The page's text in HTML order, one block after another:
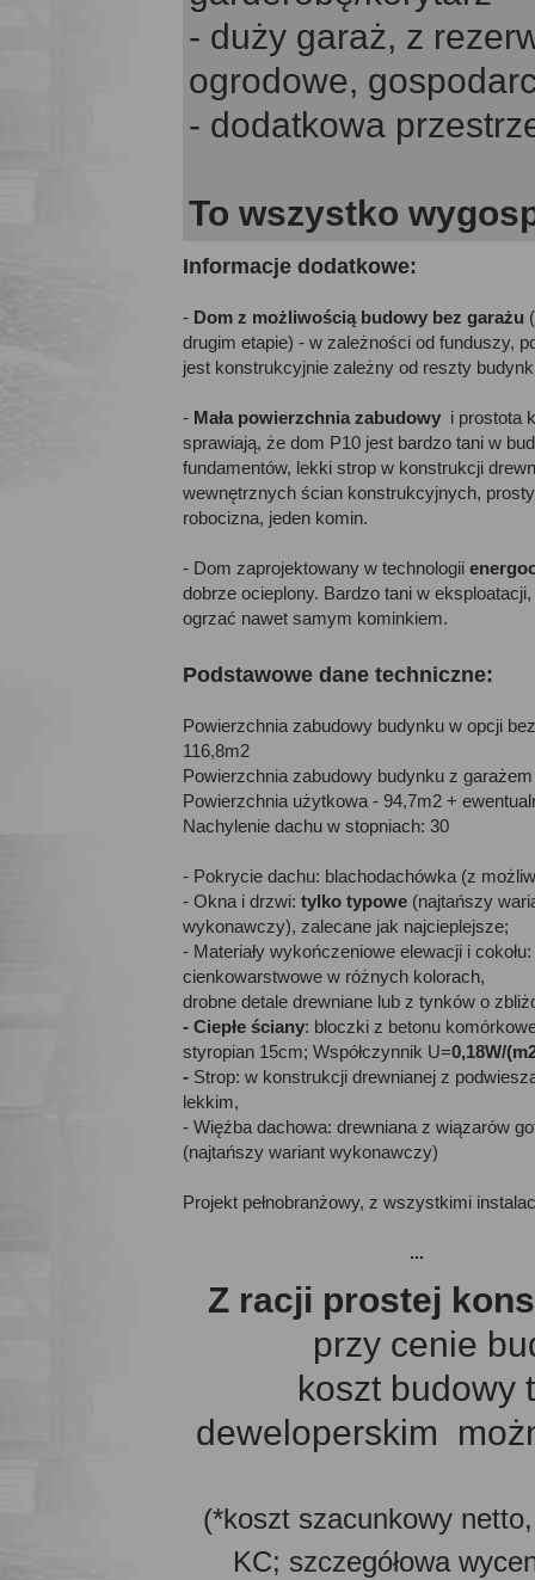
- duży garaż, z
ogrodowe,
- dodatkowa
To wszystko
Informacje dodatkowe:
-Dom z możliwością budowy bez garażu
drugim etapie) - w zależności od funduszy,
jest konstrukcyjnie zależny od reszty
- Mała powierzchnia zabudowyi prostota
sprawiają, że dom P10 jest bardzo tani w
fundamentów, lekki strop w konstrukcji
wewnętrznych ścian konstrukcyjnych,
robocizna, jeden komin.
- Dom zaprojektowany w technologii
dobrze ocieplony. Bardzo tani w
ogrzać nawet samym kominkiem.
Podstawowe dane techniczne:
Powierzchnia zabudowy budynku w opcji
116,8m2
Powierzchnia zabudowy budynku z
Powierzchnia użytkowa - 94,7m2 +
Nachylenie dachu w stopniach: 30
- Pokrycie dachu: blachodachówka (z
- Okna i drzwi: tylko typowe(najtańszy
wykonawczy), zalecane jak najcieplejsze;
- Materiały wykończeniowe elewacji i
cienkowarstwowe w różnych kolorach,
drobne detale drewniane lub z tynków o
- Ciepłe ściany: bloczki z betonu
styropian 15cm; Współczynnik U=0,18W/
- Strop: w konstrukcji drewnianej z
lekkim,
- Więźba dachowa: drewniana z wiązarów
(najtańszy wariant wykonawczy)
Projekt pełnobranżowy, z wszystkimi
...
Z racji prostej
przy cenie
koszt budowy
deweloperskim
(*koszt szacunkowy
KC; szczegółowa